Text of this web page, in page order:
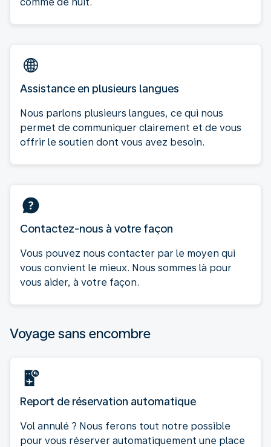
Assistance en plusieurs langues
Nous parlons plusieurs langues, ce qui nous
permet de communiquer clairement et de vous
offrir le soutien dont vous avez besoin.
Contactez-nous à votre façon
Vous pouvez nous contacter par le moyen qui
vous convient le mieux. Nous sommes là pour
vous aider, à votre façon.
Voyage sans encombre
Report de réservation automatique
Vol annulé ? Nous ferons tout notre possible
pour vous réserver automatiquement une place